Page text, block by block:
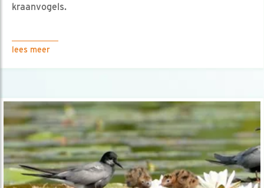
kraanvogels.
lees meer